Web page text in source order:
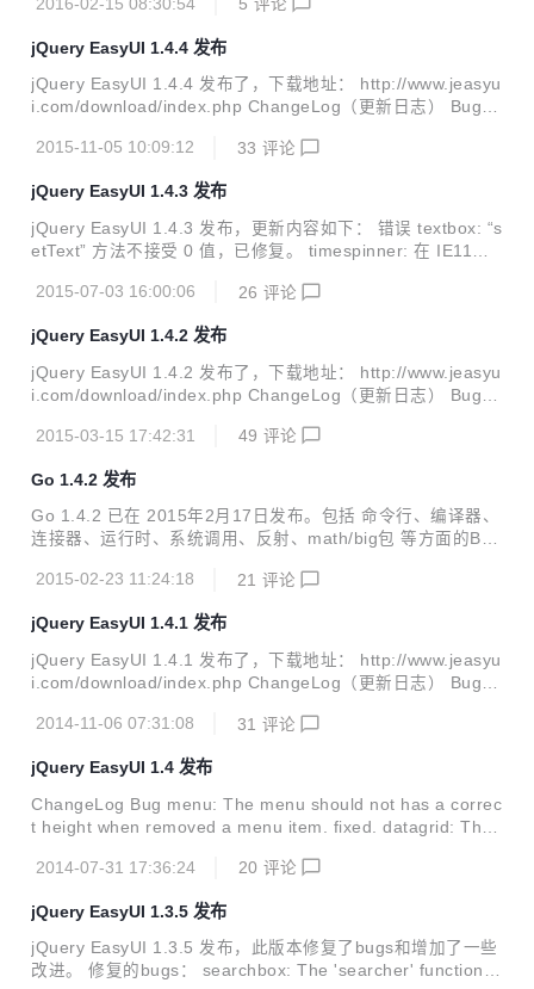
amework.com/news/94/yii-2-0-7-is-released/
2016-02-15 08:30:54 5 评论
jQuery EasyUI 1.4.4 发布
jQuery EasyUI 1.4.4 发布了，下载地址： http://www.jeasyu
i.com/download/index.php ChangeLog（更新日志） Bug
ork properly in IE9. fixed.（filebox：“clear”和“reset”方法在
ger.progress() with no arguments, the $.messager.progre
s...
2015-11-05 10:09:12 33 评论
jQuery EasyUI 1.4.3 发布
jQuery EasyUI 1.4.3 发布，更新内容如下： 错误 textbox: “s
etText” 方法不接受 0 值，已修复。 timespinner: 在 IE11
只更新 panel body，已修复。 改进 combobox: 改进 drop-d
到其他页时保持显示的文本内容。 combogrid: “setValue” 和
“setValues” 方法接受键->值对象。 window: 行内 window 遮
罩能...
2015-07-03 16:00:06 26 评论
jQuery EasyUI 1.4.2 发布
jQuery EasyUI 1.4.2 发布了，下载地址： http://www.jeasyu
i.com/download/index.php ChangeLog（更新日志） Bug
al size after recreating the treegrid. fixed.（TreeGrid：重
vement（改进） draggable: Add 'delay' property that allow
s the use...
2015-03-15 17:42:31 49 评论
Go 1.4.2 发布
Go 1.4.2 已在 2015年2月17日发布。包括 命令行、编译器、
连接器、运行时、系统调用、反射、math/big包 等方面的Bug
载地址：http://golang.org/dl/
2015-02-23 11:24:18 21 评论
jQuery EasyUI 1.4.1 发布
jQuery EasyUI 1.4.1 发布了，下载地址： http://www.jeasyu
i.com/download/index.php ChangeLog（更新日志） Bug
ombo components. fixed.（Combogrid组件与其他Combo组
s some class style value after calling 'updateRow' metho
d. fixed.（Data...
2014-11-06 07:31:08 31 评论
jQuery EasyUI 1.4 发布
ChangeLog Bug menu: The menu should not has a correc
t height when removed a menu item. fixed. datagrid: The
arid width is too small. fixed. Improvement The fluid/perce
menu: Add 'showItem', ...
2014-07-31 17:36:24 20 评论
jQuery EasyUI 1.3.5 发布
jQuery EasyUI 1.3.5 发布，此版本修复了bugs和增加了一些
改进。 修复的bugs： searchbox: The 'searcher' function c